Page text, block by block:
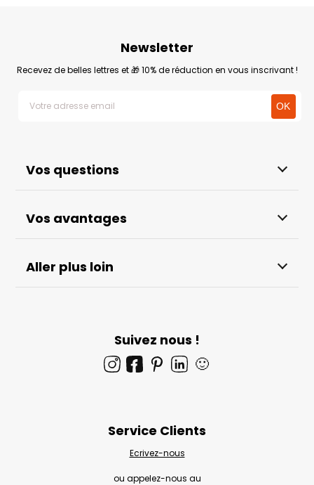
Vos questions
Vos avantages
Aller plus loin
Newsletter
Recevez de belles lettres et 🎁 10% de réduction en vous inscrivant !
Suivez nous !
🙂
Service Clients
Ecrivez-nous
ou appelez-nous au